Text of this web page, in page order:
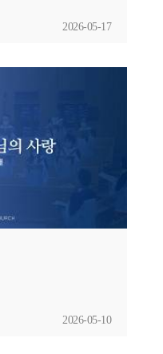
2026-05-17
2026-05-10